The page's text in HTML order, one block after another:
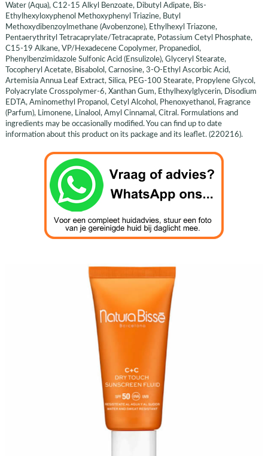
Water (Aqua), C12-15 Alkyl Benzoate, Dibutyl Adipate, Bis-
Ethylhexyloxyphenol Methoxyphenyl Triazine, Butyl
Methoxydibenzoylmethane (Avobenzone), Ethylhexyl Triazone,
Pentaerythrityl Tetracaprylate/Tetracaprate, Potassium Cetyl Phosphate,
C15-19 Alkane, VP/Hexadecene Copolymer, Propanediol,
Phenylbenzimidazole Sulfonic Acid (Ensulizole), Glyceryl Stearate,
Tocopheryl Acetate, Bisabolol, Carnosine, 3-O-Ethyl Ascorbic Acid,
Artemisia Annua Leaf Extract, Silica, PEG-100 Stearate, Propylene Glycol,
Polyacrylate Crosspolymer-6, Xanthan Gum, Ethylhexylglycerin, Disodium
EDTA, Aminomethyl Propanol, Cetyl Alcohol, Phenoxyethanol, Fragrance
(Parfum), Limonene, Linalool, Amyl Cinnamal, Citral. Formulations and
ingredients may be occasionally modified. You can find up to date
information about this product on its package and its leaflet. (220216).